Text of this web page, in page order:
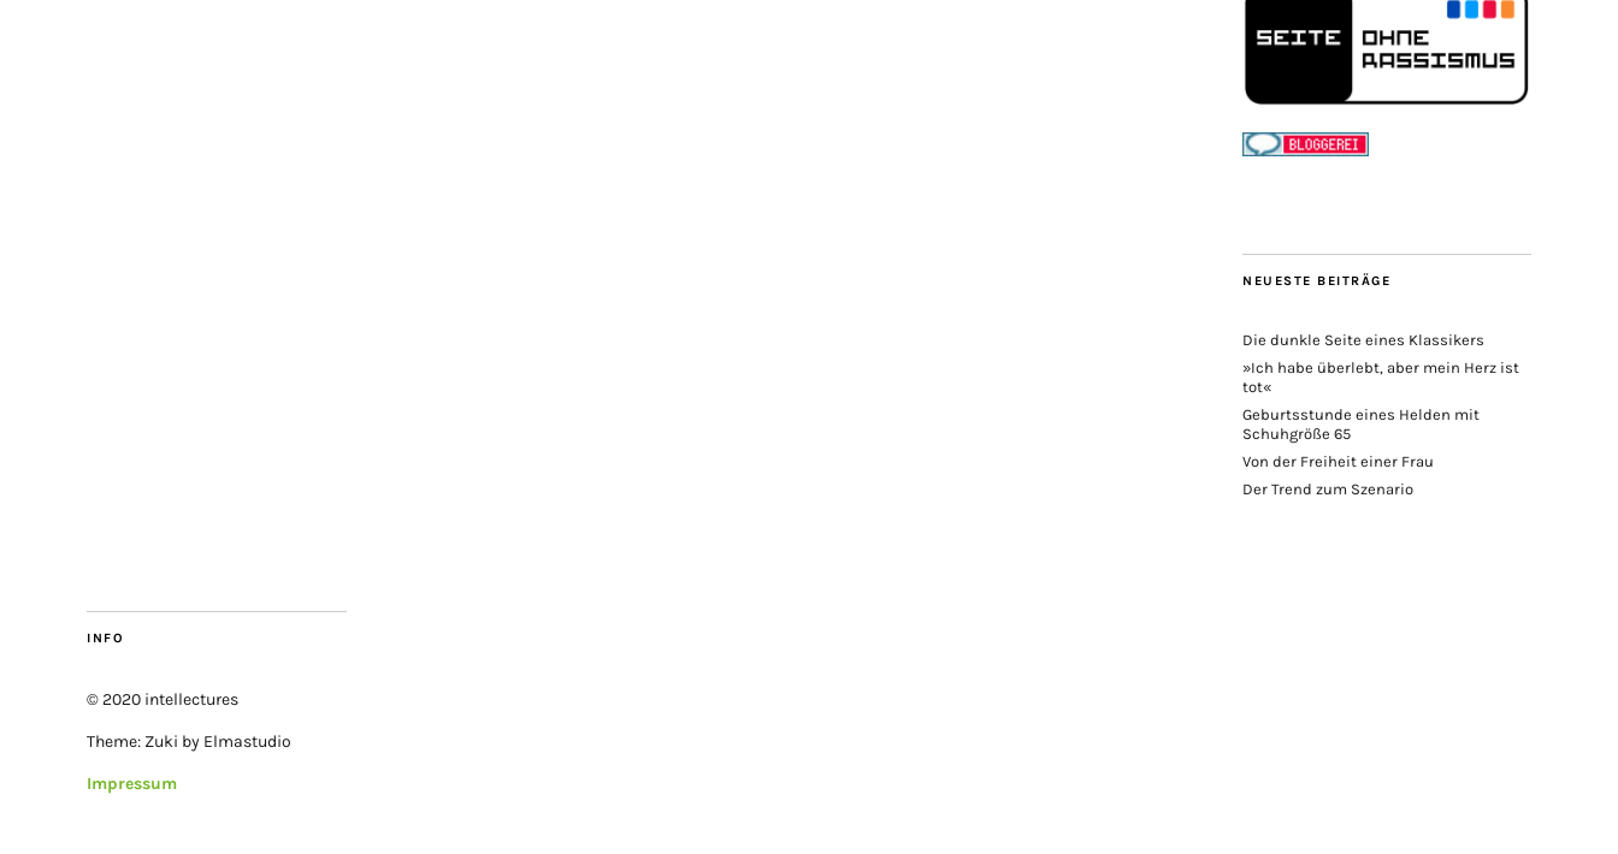
NEUESTE BEITRÄGE
Die dunkle Seite eines Klassikers
»Ich habe überlebt, aber mein Herz ist
tot«
Geburtsstunde eines Helden mit
Schuhgröße 65
Von der Freiheit einer Frau
Der Trend zum Szenario
INFO
© 2020 intellectures
Theme: Zuki by Elmastudio
Impressum